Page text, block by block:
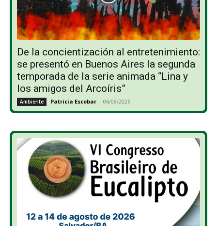
De la concientización al entretenimiento:
se presentó en Buenos Aires la segunda
temporada de la serie animada “Lina y
los amigos del Arcoíris”
Ambiente Patricia Escobar - 06/08/2026